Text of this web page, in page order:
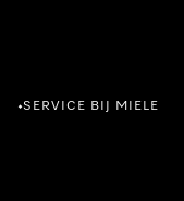
•SERVICE BIJ MIELE